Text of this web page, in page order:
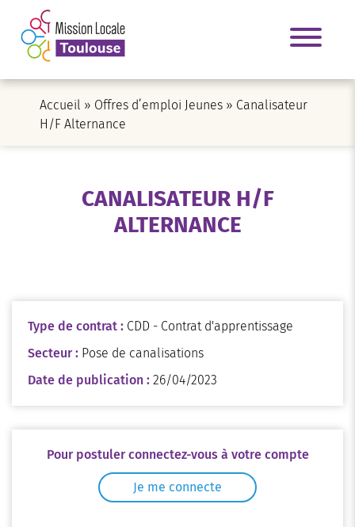
Accueil » Offres d’emploi Jeunes » Canalisateur
H/F Alternance
CANALISATEUR H/F
ALTERNANCE
Type de contrat : CDD - Contrat d'apprentissage
Secteur : Pose de canalisations
Date de publication : 26/04/2023
Pour postuler connectez-vous à votre compte
Je me connecte